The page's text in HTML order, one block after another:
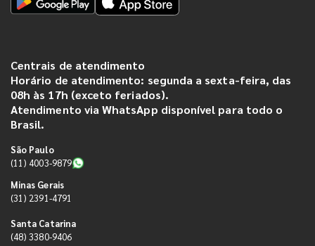
Centrais de atendimento
Horário de atendimento: segunda a sexta-feira, das
08h às 17h (exceto feriados).
Atendimento via WhatsApp disponível para todo o
Brasil.
São Paulo
(11) 4003-9879
Minas Gerais
(31) 2391-4791
Santa Catarina
(48) 3380-9406